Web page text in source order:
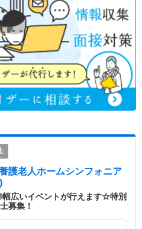
護老人ホームシンフォニア
広いイベントが行えます☆特別
募集！